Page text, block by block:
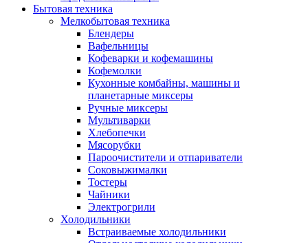
Бытовая техника
Мелкобытовая техника
Блендеры
Вафельницы
Кофеварки и кофемашины
Кофемолки
Кухонные комбайны, машины и
планетарные миксеры
Ручные миксеры
Мультиварки
Хлебопечки
Мясорубки
Пароочистители и отпариватели
Соковыжималки
Тостеры
Чайники
Электрогрили
Холодильники
Встраиваемые холодильники